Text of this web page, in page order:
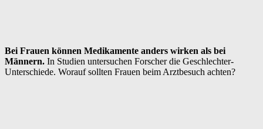
Bei Frauen können Medikamente anders wirken als bei
Männern. In Studien untersuchen Forscher die Geschlechter-
Unterschiede. Worauf sollten Frauen beim Arztbesuch achten?